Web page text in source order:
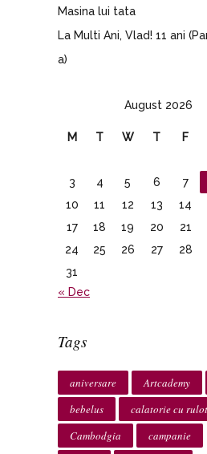
Masina lui tata
La Multi Ani, Vlad! 11 ani
a)
August 2026
M T W T F
3
4 5 6 7
10
11 12 13 14
17
18 19 20 21
24
25 26 27 28
31
« Dec
Tags
aniversare Artcademy
bebelus
calatorie cu
Cambodgia
campanie